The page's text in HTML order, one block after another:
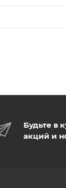
Будьте в
акций и